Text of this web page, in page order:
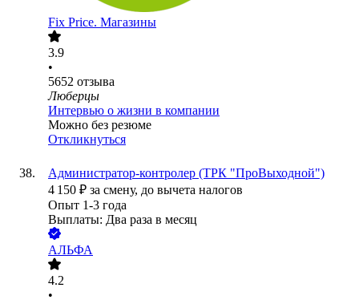
Fix Price. Магазины
3.9
•
5652 отзыва
Люберцы
Интервью о жизни в компании
Можно без резюме
Откликнуться
Администратор-контролер (ТРК "ПроВыходной")
4 150 ₽ за смену, до вычета налогов
Опыт 1-3 года
Выплаты: Два раза в месяц
АЛЬФА
4.2
•